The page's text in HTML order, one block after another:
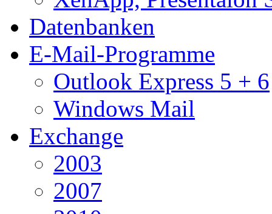
Datenbanken
E-Mail-Programme
Outlook Express 5 + 6
Windows Mail
Exchange
2003
2007